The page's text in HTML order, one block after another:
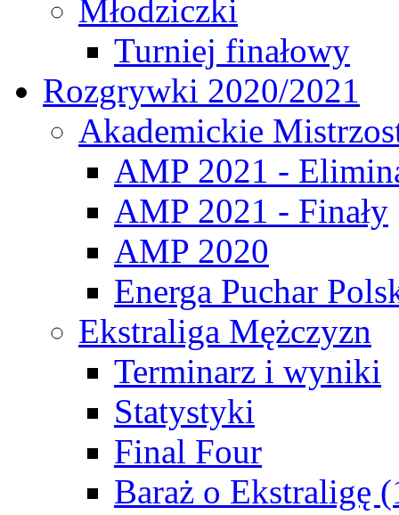
Młodziczki
Turniej finałowy
Rozgrywki 2020/2021
Akademickie
AMP 2021 -
AMP 2021 - Finały
AMP 2020
Energa Puchar
Ekstraliga Mężczyzn
Terminarz i wyniki
Statystyki
Final Four
Baraż o Ekstraligę